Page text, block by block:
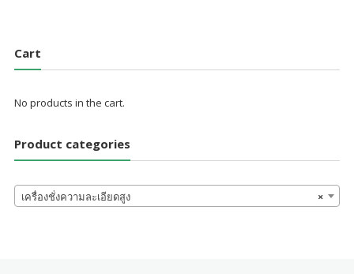
Cart
No products in the cart.
Product categories
×
เครื่องชั่งความละเอียดสูง